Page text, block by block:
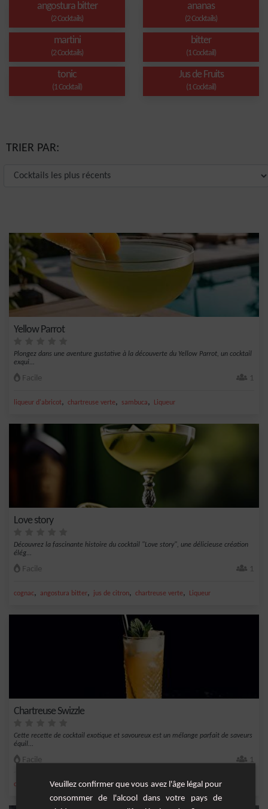
angostura bitter
(2 Cocktails)
ananas
(2 Cocktails)
martini
(2 Cocktails)
bitter
(1 Cocktail)
tonic
(1 Cocktail)
Jus de Fruits
(1 Cocktail)
TRIER PAR:
Yellow Parrot
Plongez dans une aventure gustative à la découverte du Yellow Parrot, un cocktail
exqui...
Facile 1
liqueur d'abricot, chartreuse verte, sambuca, Liqueur
Love story
Découvrez la fascinante histoire du cocktail "Love story", une délicieuse création
élég...
Facile 1
cognac, angostura bitter, jus de citron, chartreuse verte, Liqueur
Chartreuse Swizzle
Cette recette de cocktail exotique et savoureux est un mélange parfait de saveurs
équil...
Facile 1
citron jus d'ananas,ananas,jus de citron vert,jus de citron
Veuillez confirmer que vous avez l'âge légal pour
consommer de l'alcool dans votre pays de